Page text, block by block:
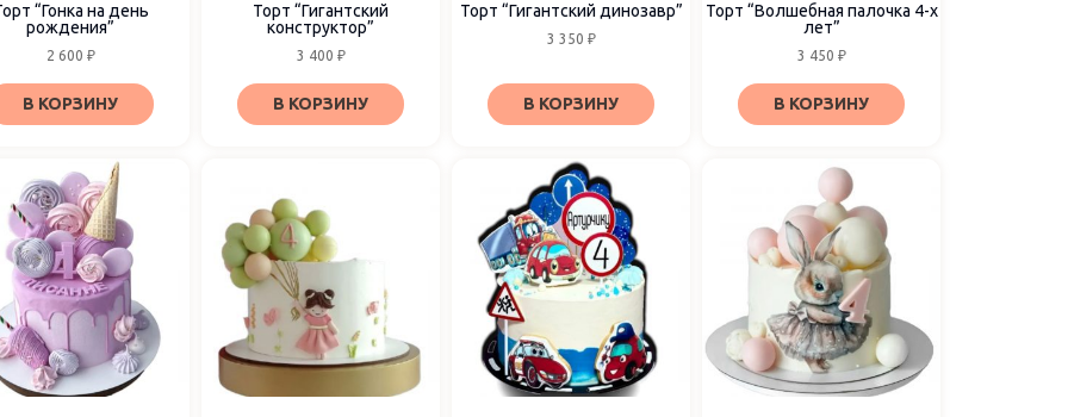
“Гонка на день
рождения”
2 600 ₽
В КОРЗИНУ
Торт “Гигантский
конструктор”
3 400 ₽
В КОРЗИНУ
Торт “Гигантский динозавр”
3 350 ₽
В КОРЗИНУ
Торт “Волшебная палочка 4-х
лет”
3 450 ₽
В КОРЗИНУ